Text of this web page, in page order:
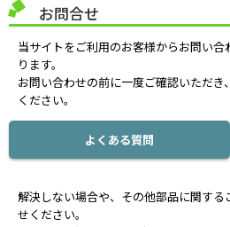
お問合せ
当サイトをご利用のお客様からお問い
ります。
お問い合わせの前に一度ご確認いただ
ください。
よくある質問
解決しない場合や、その他部品に関す
せください。